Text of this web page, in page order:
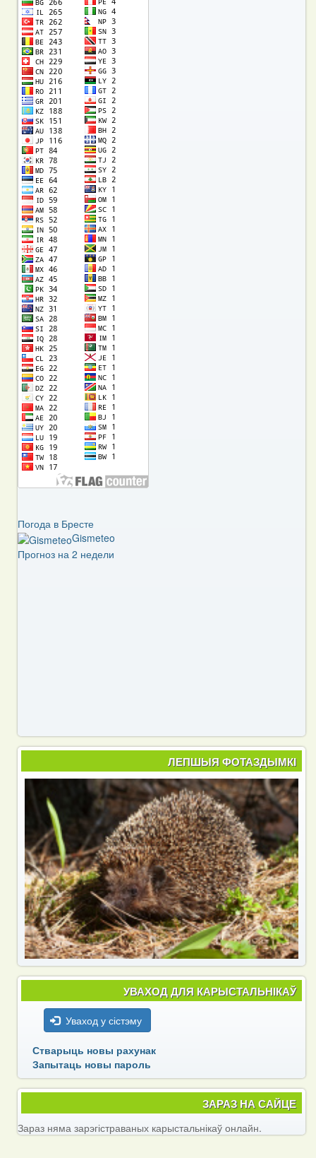
Погода в Бресте
Gismeteo
Прогноз на 2 недели
ЛЕПШЫЯ ФОТАЗДЫМКІ
УВАХОД ДЛЯ КАРЫСТАЛЬНІКАЎ
Уваход у сістэму
Стварыць новы рахунак
Запытаць новы пароль
ЗАРАЗ НА САЙЦЕ
Зараз няма зарэгістраваных карыстальнікаў онлайн.